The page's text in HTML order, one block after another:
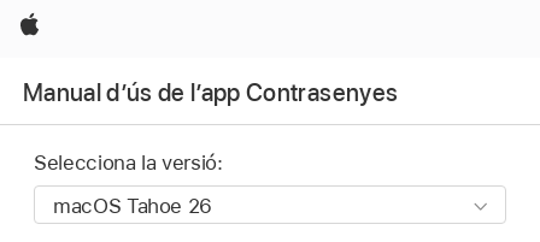
Apple
Manual d’ús de l’app Contrasenyes
Selecciona la versió: